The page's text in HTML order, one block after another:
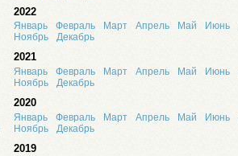
2022
Январь Февраль Март Апрель Май Июнь
Ноябрь
Декабрь
2021
Январь Февраль Март Апрель Май Июнь
Ноябрь
Декабрь
2020
Январь Февраль Март Апрель Май Июнь
Ноябрь
Декабрь
2019